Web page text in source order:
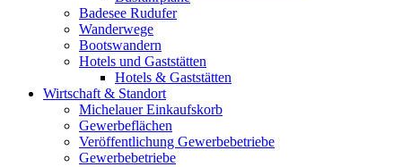
Badesee Rudufer
Wanderwege
Bootswandern
Hotels und Gaststätten
Hotels & Gaststätten
Wirtschaft & Standort
Michelauer Einkaufskorb
Gewerbeflächen
Veröffentlichung Gewerbebetriebe
Gewerbebetriebe